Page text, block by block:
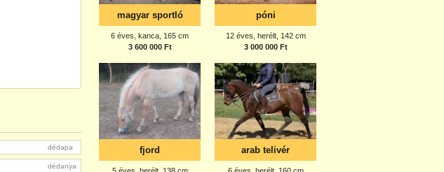
dédapa
dédanya